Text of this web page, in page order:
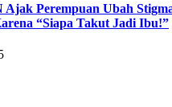
Perempuan Ubah
“Siapa Takut Jadi Ibu!”